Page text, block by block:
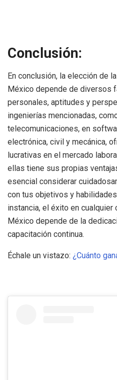
Conclusión:
En conclusión, la elección de
México depende de diversos
personales, aptitudes y
ingenierías mencionadas,
telecomunicaciones, en
electrónica, civil y mecánica,
lucrativas en el mercado
ellas tiene sus propias
esencial considerar
con tus objetivos y
instancia, el éxito en cualquier
México depende de la
capacitación continua.
Échale un vistazo: ¿Cuánto